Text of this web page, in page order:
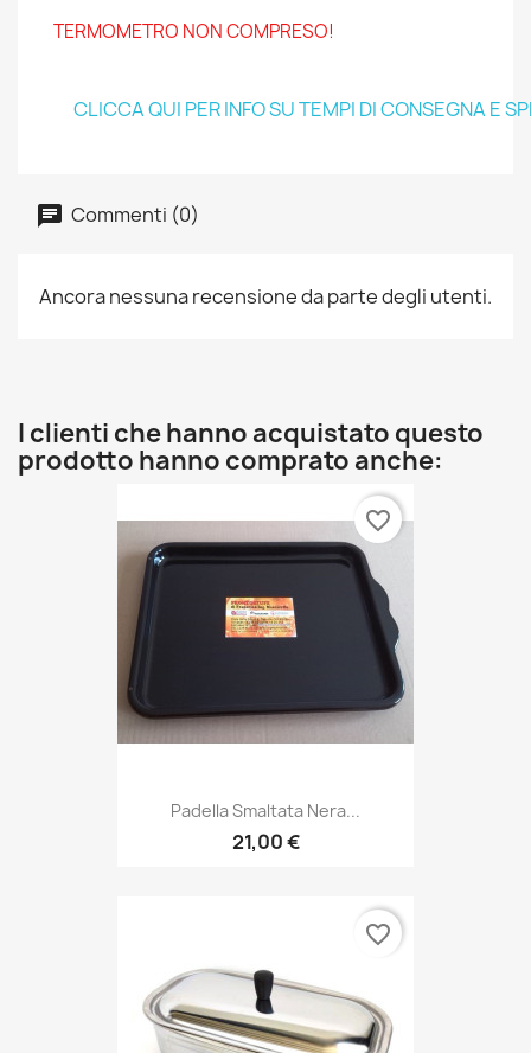
TERMOMETRO NON COMPRESO!
CLICCA QUI PER INFO SU TEMPI DI CONSEGNA E
Commenti (0)
Ancora nessuna recensione da parte degli utenti.
I clienti che hanno acquistato questo
prodotto hanno comprato anche:
Padella Smaltata Nera...
21,00 €
favorite_border
favorite_border